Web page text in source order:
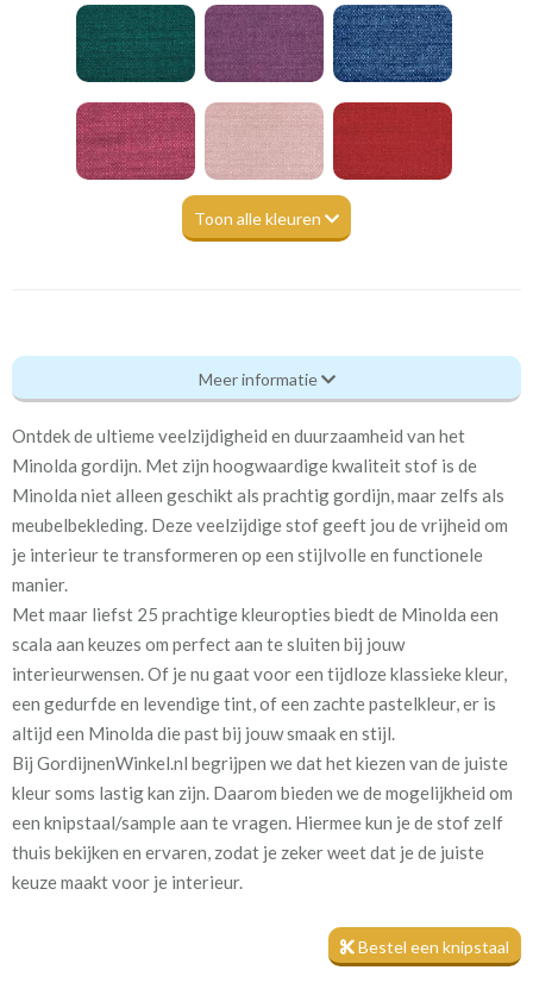
Toon alle kleuren
Va_pulse-light pink
Eigenschappen gordijnstof
Artikelnummer
Stofbreedte: 140 cm
Mate van verduistering:
Geen (voering optioneel
Meestal eerder, maar houd
rekening met
circa 2-3 weken
Materiaal: Katoen en polyester
De Minolda is een van onze bestsellers en dat is niet zonder
reden. Naast zijn prachtige kleuropties en veelzijdigheid, is deze
stof ook nog eens van hoogwaardige kwaliteit. Het is slijtvast en
Meer informatie
Ontdek de ultieme veelzijdigheid en duurzaamheid van het
Minolda gordijn. Met zijn hoogwaardige kwaliteit stof is de
Minolda niet alleen geschikt als prachtig gordijn, maar zelfs als
meubelbekleding. Deze veelzijdige stof geeft jou de vrijheid om
je interieur te transformeren op een stijlvolle en functionele
manier.
Met maar liefst 25 prachtige kleuropties biedt de Minolda een
scala aan keuzes om perfect aan te sluiten bij jouw
interieurwensen. Of je nu gaat voor een tijdloze klassieke kleur,
een gedurfde en levendige tint, of een zachte pastelkleur, er is
altijd een Minolda die past bij jouw smaak en stijl.
Bij GordijnenWinkel.nl begrijpen we dat het kiezen van de juiste
kleur soms lastig kan zijn. Daarom bieden we de mogelijkheid om
een knipstaal/sample aan te vragen. Hiermee kun je de stof zelf
thuis bekijken en ervaren, zodat je zeker weet dat je de juiste
keuze maakt voor je interieur.
Bestel een knipstaal